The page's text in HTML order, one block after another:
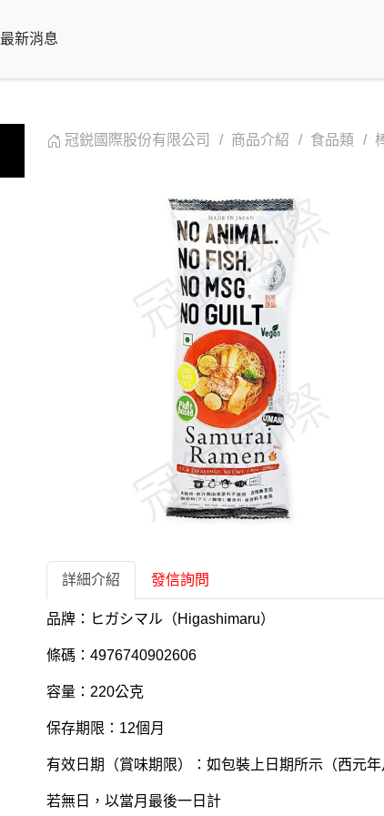
最新消息
冠鋭國際股份有限公司 商品介紹 食品類
詳細介紹 發信詢問
品牌：ヒガシマル（Higashimaru）
條碼：4976740902606
容量：220公克
保存期限：12個月
有效日期（賞味期限）：如包裝上日期所示（西元年
若無日，以當月最後一日計